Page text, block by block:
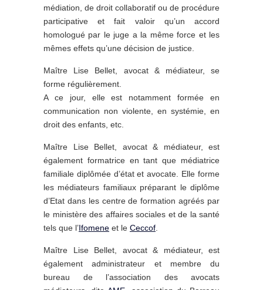
médiation, de droit collaboratif ou de procédure
participative et fait valoir qu’un accord
homologué par le juge a la même force et les
mêmes effets qu’une décision de justice.
Maître Lise Bellet, avocat & médiateur, se
forme régulièrement.
A ce jour, elle est notamment formée en
communication non violente, en systémie, en
droit des enfants, etc.
Maître Lise Bellet, avocat & médiateur, est
également formatrice en tant que médiatrice
familiale diplômée d’état et avocate. Elle forme
les médiateurs familiaux préparant le diplôme
d’Etat dans les centre de formation agréés par
le ministère des affaires sociales et de la santé
tels que l’Ifomene et le Ceccof
Maître Lise Bellet, avocat & médiateur, est
également administrateur et membre du
bureau de l’association des avocats